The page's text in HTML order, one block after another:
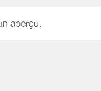
aperçu.